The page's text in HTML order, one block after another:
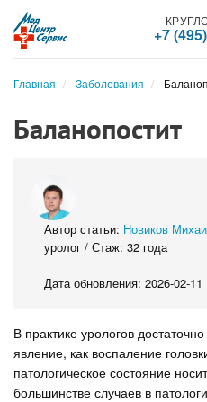
+7
Главная Заболевания
Баланопостит
Автор статьи: Новиков
уролог / Стаж: 32 года
Дата обновления: 2026-02-11
В практике урологов
явление, как воспаление
патологическое состояние
большинстве случаев в